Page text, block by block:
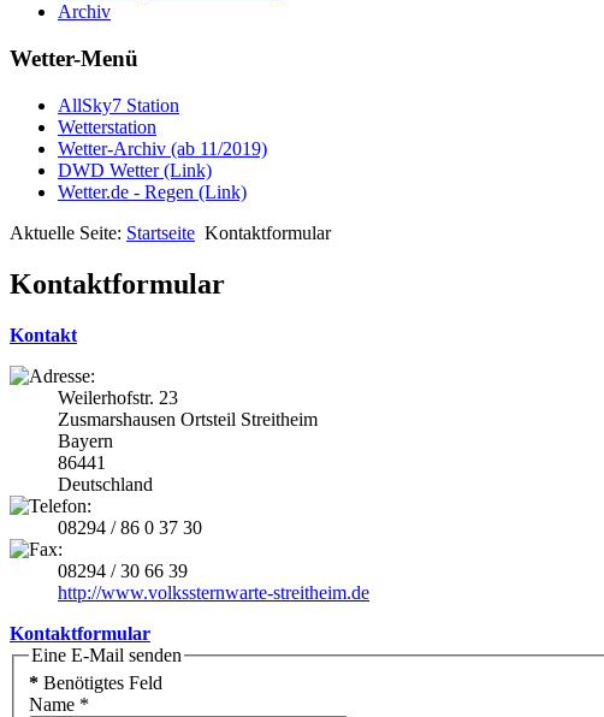
Archiv
Wetter-Menü
AllSky7 Station
Wetterstation
Wetter-Archiv (ab 11/2019)
DWD Wetter (Link)
Wetter.de - Regen (Link)
Aktuelle Seite: Startseite Kontaktformular
Kontaktformular
Kontakt
Weilerhofstr. 23
Zusmarshausen Ortsteil Streitheim
Bayern
86441
Deutschland
08294 / 86 0 37 30
08294 / 30 66 39
http://www.volkssternwarte-streitheim.de
Kontaktformular
Eine E-Mail senden
* Benötigtes Feld
Name *